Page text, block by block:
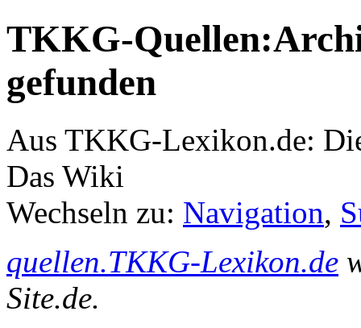
TKKG-
gefunden
Aus TKKG-Lexikon.de:
Das Wiki
Wechseln zu: Navigation,
quellen.TKKG-Lexikon.de
Site.de.